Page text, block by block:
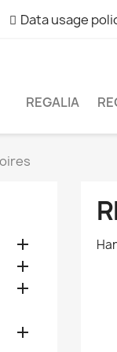
Data usage
REGALIA



